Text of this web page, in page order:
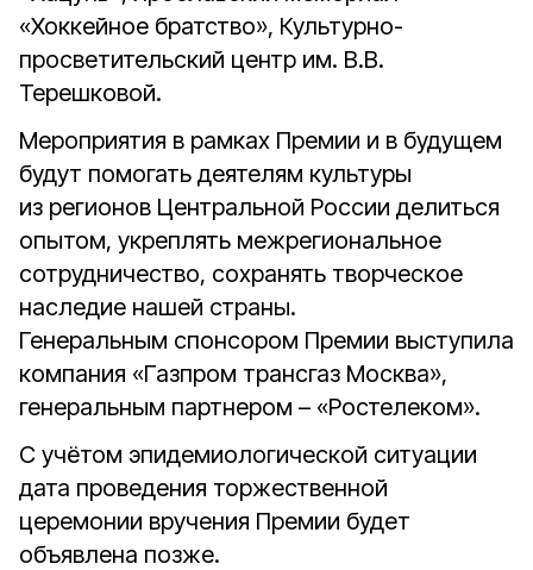
«Хоккейное братство», Культурно-
просветительский центр им. В.В.
Терешковой.
Мероприятия в рамках Премии и в будущем
будут помогать деятелям культуры
из регионов Центральной России делиться
опытом, укреплять межрегиональное
сотрудничество, сохранять творческое
наследие нашей страны.
Генеральным спонсором Премии выступила
компания «Газпром трансгаз Москва»,
генеральным партнером – «Ростелеком».
С учётом эпидемиологической ситуации
дата проведения торжественной
церемонии вручения Премии будет
объявлена позже.